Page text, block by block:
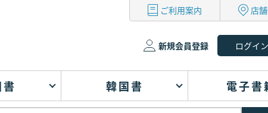
ご利用案内 店
新規会員登録
韓国書 電子書